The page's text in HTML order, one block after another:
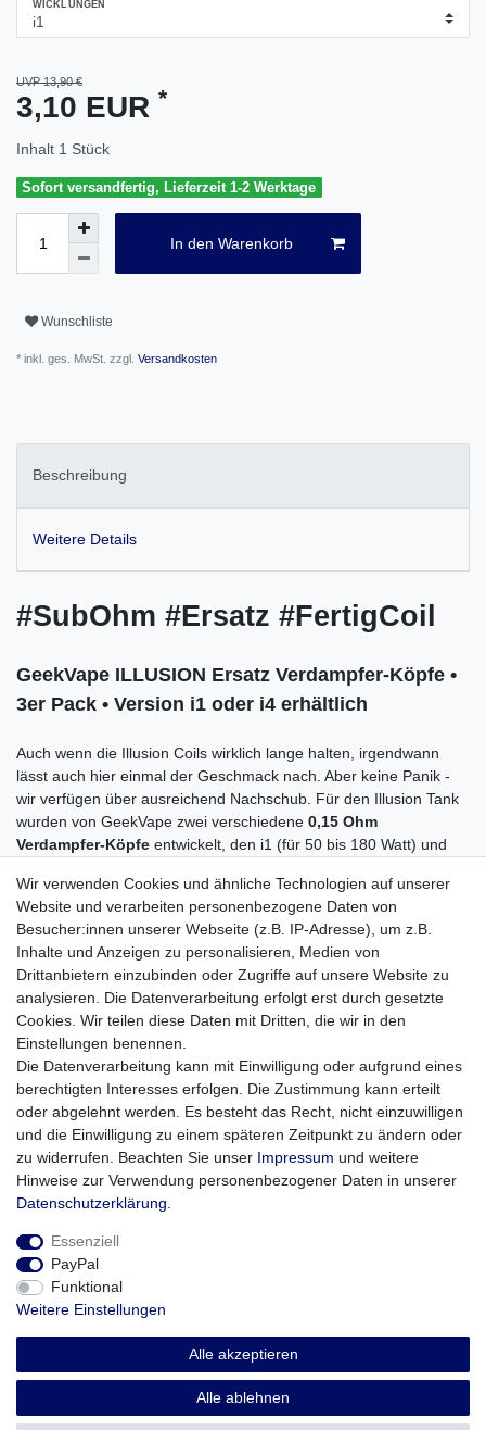
WICKLUNGEN
UVP 13,90 €
3,10 EUR *
Inhalt 1 Stück
Sofort versandfertig, Lieferzeit 1-2 Werktage
In den Warenkorb
Wunschliste
* inkl. ges. MwSt. zzgl. Versandkosten
Beschreibung
Weitere Details
#SubOhm #Ersatz #FertigCoil
GeekVape ILLUSION Ersatz Verdampfer-Köpfe •
3er Pack • Version i1 oder i4 erhältlich
Auch wenn die Illusion Coils wirklich lange halten, irgendwann
lässt auch hier einmal der Geschmack nach. Aber keine Panik -
wir verfügen über ausreichend Nachschub. Für den Illusion Tank
wurden von GeekVape zwei verschiedene 0,15 Ohm
Verdampfer-Köpfe entwickelt, den i1 (für 50 bis 180 Watt) und
großen Wicklung für etwas "mehr Geschmack", der i4 hingegen
verfügt über 4 Wicklungen für eine "größere Dampfproduktion".
Highlights & technische Details:
Neueste Cloud Coils von GeekVape
Optimale Wicklung der i1 und i4 Coils
Widerstand: 1,5 Ohm
Empfohlener Watt-Bereich
i1: 50 Watt bis 180 Watt
i4: 50 Watt bis 260 Watt
Lieferumfang:3 Stück GeekVape ILLUSION Coils in der
gewählten Variante
Impressum
Widerrufs­recht Vertrag widerrufen
Wir verwenden Cookies und ähnliche Technologien auf unserer
Website und verarbeiten personenbezogene Daten von
Besucher:innen unserer Webseite (z.B. IP-Adresse), um z.B.
Inhalte und Anzeigen zu personalisieren, Medien von
Drittanbietern einzubinden oder Zugriffe auf unsere Website zu
analysieren. Die Datenverarbeitung erfolgt erst durch gesetzte
Cookies. Wir teilen diese Daten mit Dritten, die wir in den
Einstellungen benennen.
Die Datenverarbeitung kann mit Einwilligung oder aufgrund eines
berechtigten Interesses erfolgen. Die Zustimmung kann erteilt
oder abgelehnt werden. Es besteht das Recht, nicht einzuwilligen
und die Einwilligung zu einem späteren Zeitpunkt zu ändern oder
zu widerrufen. Beachten Sie unser Impressum und weitere
Hinweise zur Verwendung personenbezogener Daten in unserer
Daten­schutz­erklärung
Essenziell
PayPal
Funktional
Weitere Einstellungen
Alle akzeptieren
Alle ablehnen